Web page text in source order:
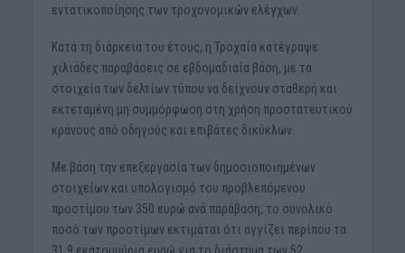
εντατικοποίησης των τροχονομικών ελέγχων.
Κατά τη διάρκεια του έτους, η Τροχαία κατέγραψε
χιλιάδες παραβάσεις σε εβδομαδιαία βάση, με τα
στοιχεία των δελτίων τύπου να δείχνουν σταθερή και
εκτεταμένη μη συμμόρφωση στη χρήση προστατευτικού
κράνους από οδηγούς και επιβάτες δικύκλων.
Με βάση την επεξεργασία των δημοσιοποιημένων
στοιχείων και υπολογισμό του προβλεπόμενου
προστίμου των 350 ευρώ ανά παράβαση, το συνολικό
ποσό των προστίμων εκτιμάται ότι αγγίζει περίπου τα